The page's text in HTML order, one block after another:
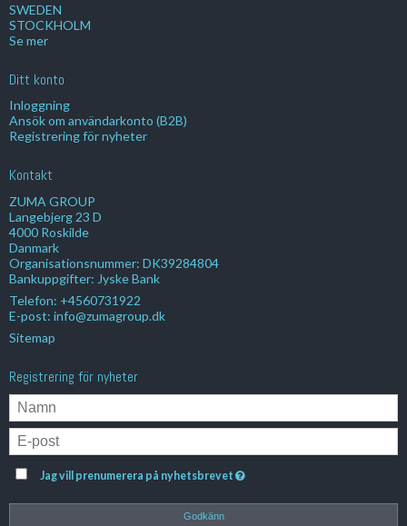
SWEDEN
STOCKHOLM
Se mer
Ditt konto
Inloggning
Ansök om användarkonto (B2B)
Registrering för nyheter
Kontakt
ZUMA GROUP
Langebjerg 23 D
4000 Roskilde
Danmark
Organisationsnummer: DK39284804
Bankuppgifter: Jyske Bank
Telefon: +4560731922
E-post: info@zumagroup.dk
Sitemap
Registrering för nyheter
Jag vill prenumerera på nyhetsbrevet
Godkänn